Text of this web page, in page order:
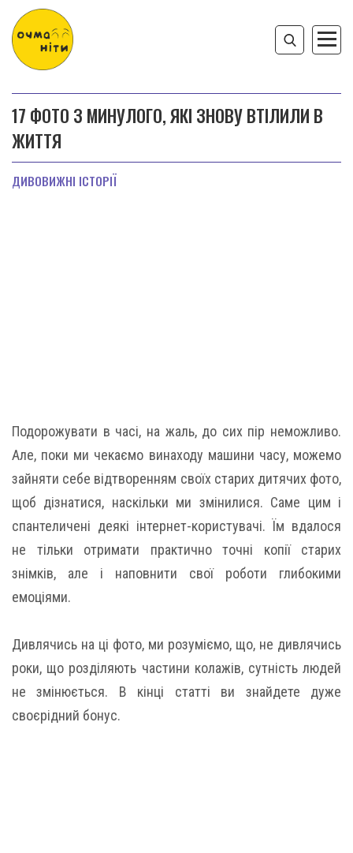
17 ФОТО З МИНУЛОГО, ЯКІ ЗНОВУ ВТІЛИЛИ В
ЖИТТЯ
ДИВОВИЖНІ ІСТОРІЇ
Подорожувати в часі, на жаль, до сих пір неможливо.
Але, поки ми чекаємо винаходу машини часу, можемо
зайняти себе відтворенням своїх старих дитячих фото,
щоб дізнатися, наскільки ми змінилися. Саме цим і
спантеличені деякі інтернет-користувачі. Їм вдалося
не тільки отримати практично точні копії старих
знімків, але і наповнити свої роботи глибокими
емоціями.
Дивлячись на ці фото, ми розуміємо, що, не дивлячись
роки, що розділяють частини колажів, сутність людей
не змінюється. В кінці статті ви знайдете дуже
своєрідний бонус.